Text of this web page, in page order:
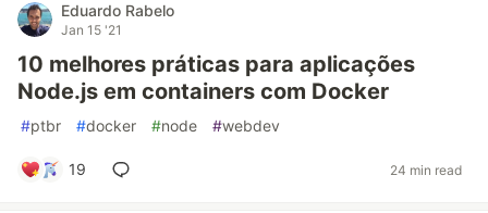
Eduardo Rabelo
Jan 15 '21
10 melhores práticas para aplicações
Node.js em containers com Docker
#ptbr #docker #node #webdev
19 24 min read